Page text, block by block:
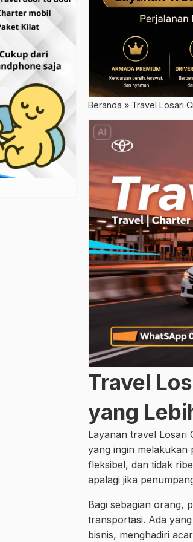
Beranda » Travel Losari
Travel
yang
Layanan travel Losari
yang ingin melakukan
fleksibel, dan tidak
apalagi jika
Bagi sebagian orang,
transportasi. Ada
bisnis, menghadiri